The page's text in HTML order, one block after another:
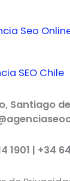
SEO Chile
Santiago
1901 | +34